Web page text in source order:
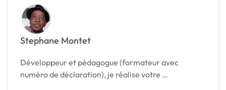
Stephane Montet
Développeur et pédagogue (formateur avec
numéro de déclaration), je réalise votre …